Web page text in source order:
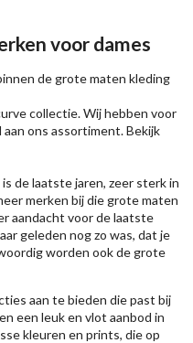
voor dames
de grote maten kleding
collectie. Wij hebben voor
ons assortiment. Bekijk
de laatste jaren, zeer sterk in
merken bij die grote maten
aandacht voor de laatste
geleden nog zo was, dat je
worden ook de grote
aan te bieden die past bij
een leuk en vlot aanbod in
kleuren en prints, die op